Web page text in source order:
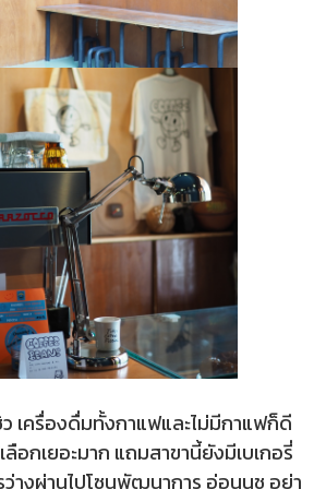
เครื่องดื่มทั้งกาแฟและไม่มีกาแฟก็ดี
ลือกเยอะมาก แถมสาขานี้ยังมีเบเกอรี่
ว่างผ่านไปโซนพัฒนาการ อ่อนนุช อย่า